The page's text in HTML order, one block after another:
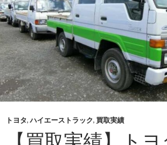
トヨタ, ハイエーストラック, 買取実績
【買取実績】ト